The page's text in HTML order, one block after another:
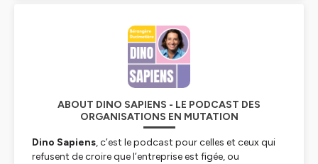
ABOUT DINO SAPIENS - LE PODCAST DES
ORGANISATIONS EN MUTATION
Dino Sapiens, c’est le podcast pour celles et ceux qui
refusent de croire que l’entreprise est figée, ou